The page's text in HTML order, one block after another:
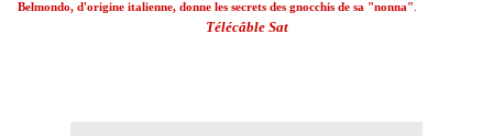
Belmondo, d'origine italienne, donne les secrets des gnocchis de sa "nonna"
Télécâble Sat